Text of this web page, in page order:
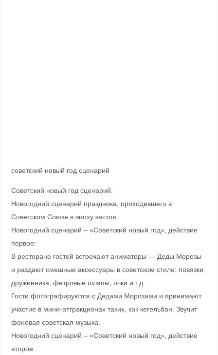
советский новый год сценарий
Советский новый год сценарий.
Новогодний сценарий праздника, проходившего в
Советском Союзе в эпоху застоя.
Новогодний сценарий – «Советский новый год», действие
первое:
В ресторане гостей встречают аниматоры — Деды Морозы
и раздают смешные аксессуары в советском стиле: повязки
дружинника, фетровые шляпы, очки и т.д.
Гости фотографируются с Дедами Морозами и принимают
участие в мини-аттракционах таких, как кегельбан. Звучит
фоновая советская музыка.
Новогодний сценарий – «Советский новый год», действие
второе: